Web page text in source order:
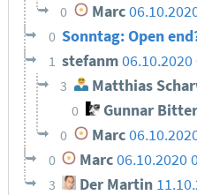
0 Marc
0 Sonntag: Open
1 stefanm06.10.2020
3 Matthias
0 Gunnar
0 Marc
0 Marc06.10.2020
3 Der Martin